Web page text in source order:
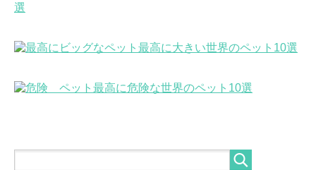
選
最高に大きい世界のペット10選
最高に危険な世界のペット10選